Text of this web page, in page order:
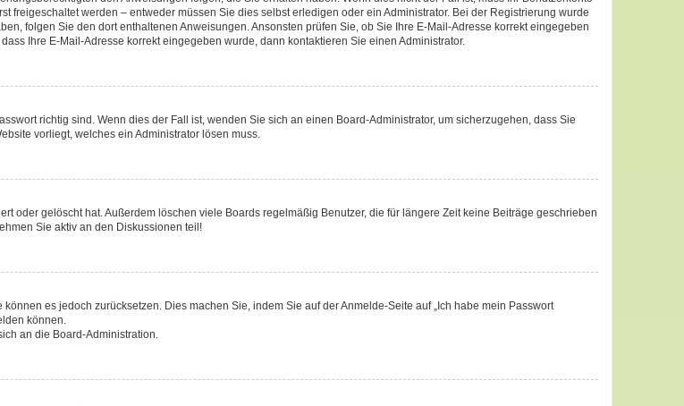
werden – entweder müssen Sie dies selbst erledigen oder ein Administrator. Bei der Registrierung wurde
folgen Sie den dort enthaltenen Anweisungen. Ansonsten prüfen Sie, ob Sie Ihre E-Mail-Adresse korrekt eingegeben
Ihre E-Mail-Adresse korrekt eingegeben wurde, dann kontaktieren Sie einen Administrator.
richtig sind. Wenn dies der Fall ist, wenden Sie sich an einen Board-Administrator, um sicherzugehen, dass Sie
vorliegt, welches ein Administrator lösen muss.
oder gelöscht hat. Außerdem löschen viele Boards regelmäßig Benutzer, die für längere Zeit keine Beiträge geschrieben
Sie aktiv an den Diskussionen teil!
es jedoch zurücksetzen. Dies machen Sie, indem Sie auf der Anmelde-Seite auf „Ich habe mein Passwort
können.
an die Board-Administration.